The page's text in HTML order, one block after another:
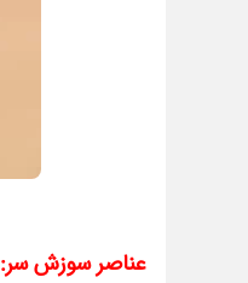
عناصر سوزش سر: